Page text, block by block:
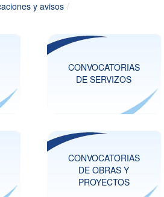
y avisos /
CONVOCATORIAS
DE SERVIZOS
CONVOCATORIAS
DE OBRAS Y
PROYECTOS